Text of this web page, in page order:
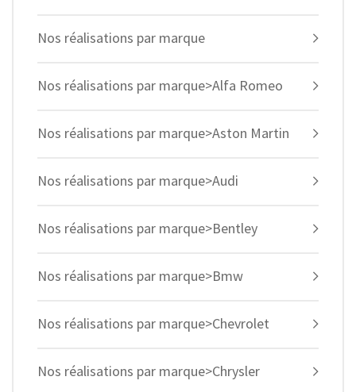
Nos réalisations par marque
Nos réalisations par marque>Alfa Romeo
Nos réalisations par marque>Aston Martin
Nos réalisations par marque>Audi
Nos réalisations par marque>Bentley
Nos réalisations par marque>Bmw
Nos réalisations par marque>Chevrolet
Nos réalisations par marque>Chrysler